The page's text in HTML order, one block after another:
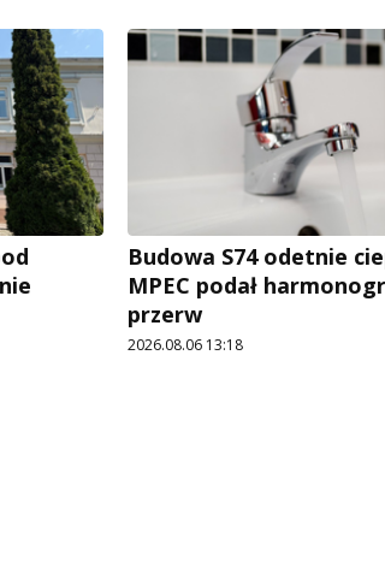
Budowa S74 odetnie
MPEC podał
przerw
2026.08.06 13:18